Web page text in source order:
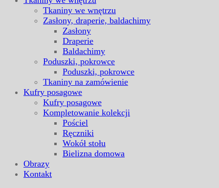
Tkaniny we wnętrzu
Zasłony, draperie, baldachimy
Zasłony
Draperie
Baldachimy
Poduszki, pokrowce
Poduszki, pokrowce
Tkaniny na zamówienie
Kufry posagowe
Kufry posagowe
Kompletowanie kolekcji
Pościel
Ręczniki
Wokół stołu
Bielizna domowa
Obrazy
Kontakt